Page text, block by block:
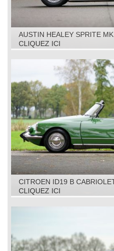
AUSTIN HEALEY SPRITE
CLIQUEZ ICI
CITROEN ID19 B
CLIQUEZ ICI